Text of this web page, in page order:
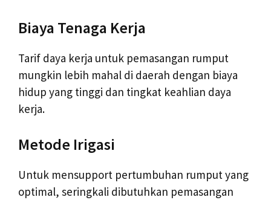
Biaya Tenaga Kerja
Tarif daya kerja untuk pemasangan rumput
mungkin lebih mahal di daerah dengan biaya
hidup yang tinggi dan tingkat keahlian daya
kerja.
Metode Irigasi
Untuk mensupport pertumbuhan rumput yang
optimal, seringkali dibutuhkan pemasangan